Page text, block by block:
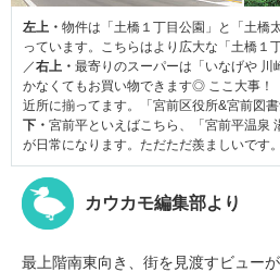
左上・ 物件は「土橋１丁目公園」と「土橋
っています。こちらはより広大な「土橋１
／右上・ 最寄りのスーパーは「いなげや
かなくてもお買い物できます◎ ここ大事！
近所に揃ってます。「宮前区役所&宮前図
下・ 宮前平といえばこちら、「宮前平温泉
が日常になります。ただただ羨ましいです
カウカモ編集部より
最上階南東向き、街を見渡すビュー